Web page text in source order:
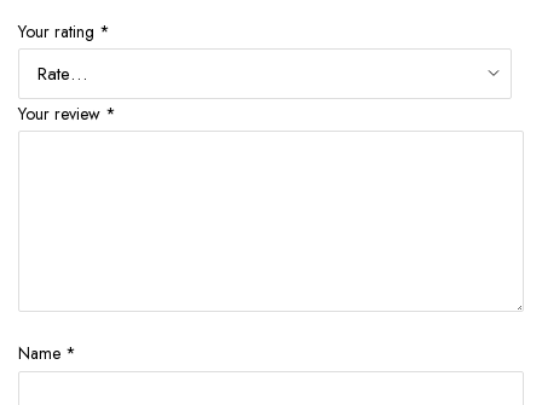
Your rating *
Your review *
Name *